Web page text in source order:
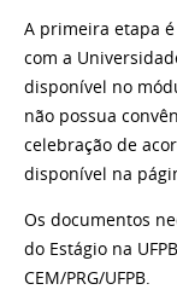
A primeira etapa
com a
disponível no
não possua
celebração de
disponível na
Os documentos
do Estágio na
CEM/PRG/UFPB.